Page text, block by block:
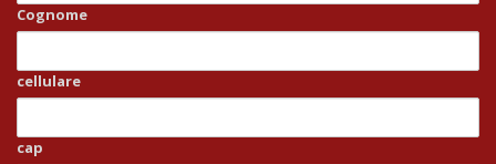
Cognome
cellulare
cap